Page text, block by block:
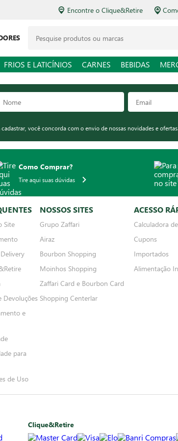
Encontre o Clique&Retire
FRIOS E LATICÍNIOS CARNES BEBIDAS
você concorda com o envio de nossas novidades e
Como Comprar?
Tire aqui suas dúvidas
Site
Devoluções
e
para
de Uso
NOSSOS SITES
Grupo Zaffari
Airaz
Bourbon Shopping
Moinhos Shopping
Zaffari Card e Bourbon Card
Shopping Centerlar
ACESSO
Calculadora
Cupons
Importados
Alimentação
Clique&Retire